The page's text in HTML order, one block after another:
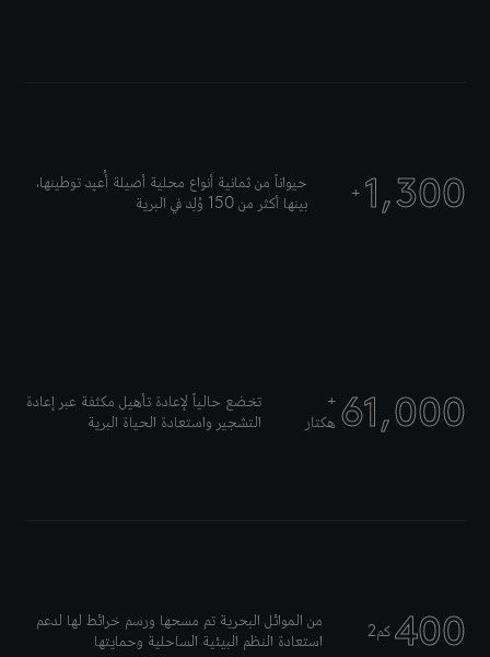
1,300
+
حيواناً من ثمانية أنواع محلية أصيلة أُعيد توطينها،
بينها أكثر من 150 وُلِد في البرية
61,000
+
هكتار
تخضع حالياً لإعادة تأهيل مكثفة عبر إعادة
التشجير واستعادة الحياة البرية
400 كم2
من الموائل البحرية تم مسحها ورسم خرائط لها لدعم
استعادة النظم البيئية الساحلية وحمايتها